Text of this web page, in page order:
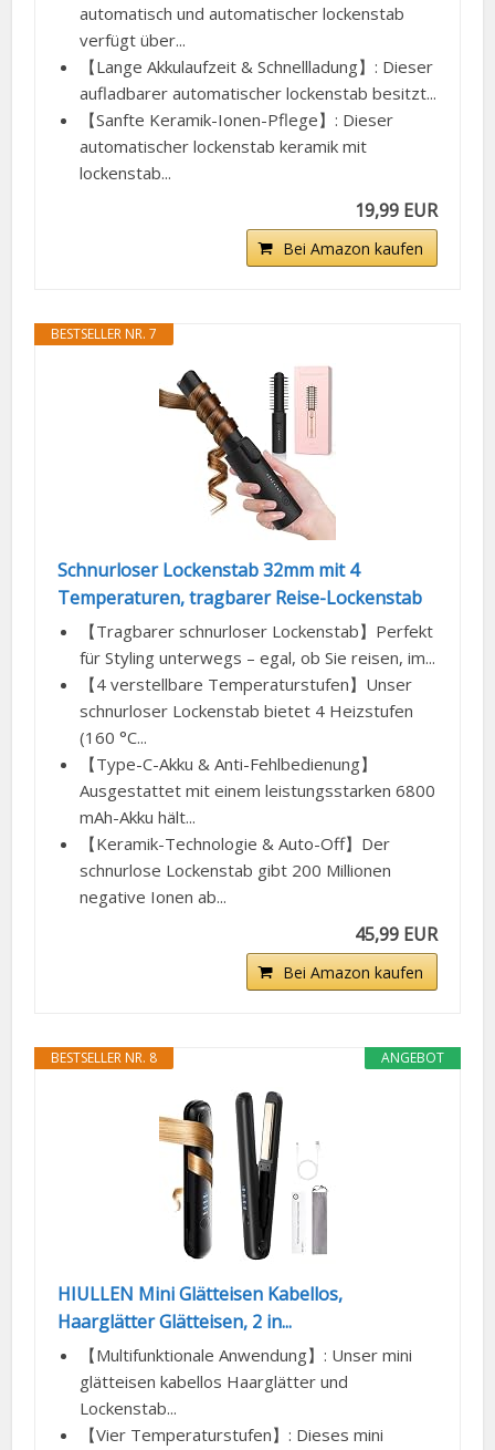
automatisch und automatischer lockenstab
verfügt über...
【Lange Akkulaufzeit & Schnellladung】: Dieser
aufladbarer automatischer lockenstab besitzt...
【Sanfte Keramik-Ionen-Pflege】: Dieser
automatischer lockenstab keramik mit
lockenstab...
19,99 EUR
Bei Amazon kaufen
BESTSELLER NR. 7
Schnurloser Lockenstab 32mm mit 4
Temperaturen, tragbarer Reise-Lockenstab
【Tragbarer schnurloser Lockenstab】Perfekt
für Styling unterwegs – egal, ob Sie reisen, im...
【4 verstellbare Temperaturstufen】Unser
schnurloser Lockenstab bietet 4 Heizstufen
(160 °C...
【Type-C-Akku & Anti-Fehlbedienung】
Ausgestattet mit einem leistungsstarken 6800
mAh-Akku hält...
【Keramik-Technologie & Auto-Off】Der
schnurlose Lockenstab gibt 200 Millionen
negative Ionen ab...
45,99 EUR
Bei Amazon kaufen
ANGEBOT
BESTSELLER NR. 8
HIULLEN Mini Glätteisen Kabellos,
Haarglätter Glätteisen, 2 in...
【Multifunktionale Anwendung】: Unser mini
glätteisen kabellos Haarglätter und
Lockenstab...
【Vier Temperaturstufen】: Dieses mini